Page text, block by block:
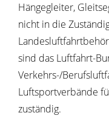
Hängegleiter,
nicht in die
sind das Luftfahrt-
Verkehrs-/
Luftsportverbände
zuständig.